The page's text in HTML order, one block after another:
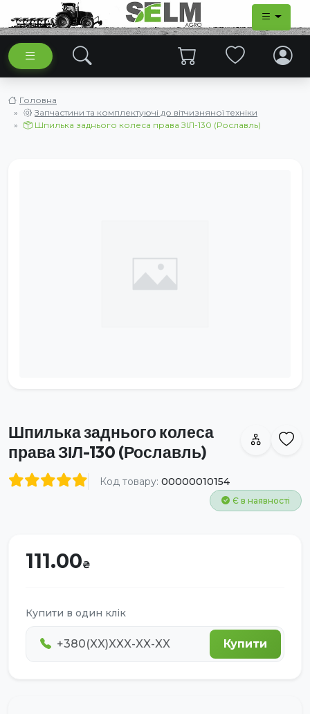
Головна
Запчастини та комплектуючі до вітчизняної техніки
Шпилька заднього колеса права ЗІЛ-130 (Рославль)
Шпилька заднього колеса
права ЗІЛ-130 (Рославль)
Код товару: 00000010154
Є в наявності
111.00
Купити в один клік
Купити